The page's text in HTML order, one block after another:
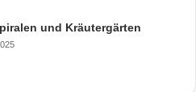
und Kräutergärten